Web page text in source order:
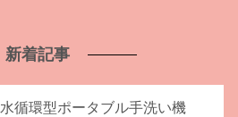
新着記事
水循環型ポータブル手洗い機